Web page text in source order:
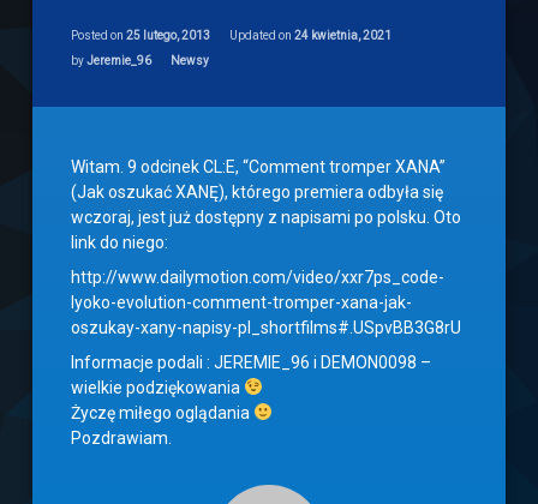
Posted on25 lutego, 2013 Updated on24 kwietnia, 2021
byJeremie_96 Categories:
Newsy
Witam. 9 odcinek CL:E, “Comment tromper XANA”
(Jak oszukać XANĘ), którego premiera odbyła się
wczoraj, jest już dostępny z napisami po polsku. Oto
link do niego:
http://www.dailymotion.com/video/xxr7ps_code-
lyoko-evolution-comment-tromper-xana-jak-
oszukay-xany-napisy-pl_shortfilms#.USpvBB3G8rU
Informacje podali : JEREMIE_96 i DEMON0098 –
wielkie podziękowania
Życzę miłego oglądania
Pozdrawiam.